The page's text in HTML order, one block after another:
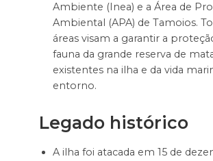
Ambiente (Inea) e a Área de
Ambiental (APA) de Tamoios.
áreas visam a garantir a
fauna da grande reserva de
existentes na ilha e da vida
entorno.
Legado histórico
A ilha foi atacada em 15 de